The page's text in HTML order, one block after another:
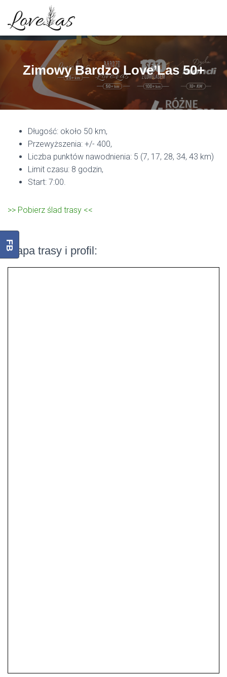
Zimowy Bardzo Love’Las 50+
Długość: około 50 km,
Przewyższenia: +/- 400,
Liczba punktów nawodnienia: 5 (7, 17, 28, 34, 43 km)
Limit czasu: 8 godzin,
Start: 7:00.
>> Pobierz ślad trasy <<
Mapa trasy i profil:
FB